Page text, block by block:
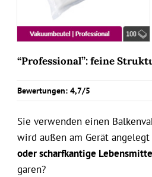
“Professional”: feine
Bewertungen: 4,7/5
Sie verwenden einen
wird außen am Gerät
oder scharfkantige
garen?